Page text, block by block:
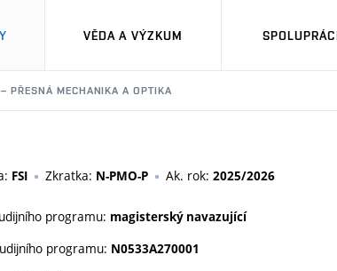
VĚDA A VÝZKUM
PŘESNÁ MECHANIKA A OPTIKA
FSI Zkratka: N-PMO-P Ak. rok: 2025/2026
programu: magisterský navazující
programu: N0533A270001